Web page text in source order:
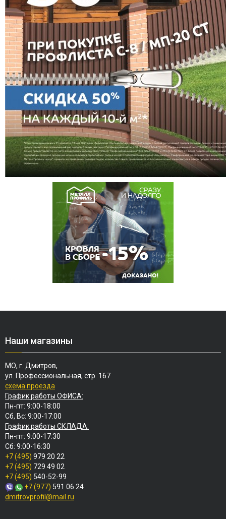
Наши магазины
МО, г. Дмитров,
ул. Профессиональная, стр. 167
схема проезда
График работы ОФИСА:
Пн-пт: 9:00-18:00
Сб, Вс: 9:00-17:00
График работы СКЛАДА:
Пн-пт: 9:00-17:30
Сб: 9:00-16:30
+7 (495) 979 20 22
+7 (495) 729 49 02
+7 (495) 540-52-99
+7 (977) 591 06 24
dmitrovprofil@mail.ru